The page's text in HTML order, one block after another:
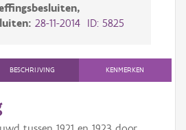
28-11-2014 ID: 5825
BESCHRIJVING KENMERKEN